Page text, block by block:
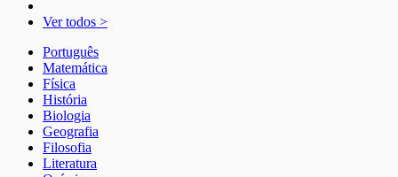
Ver todos >
Português
Matemática
Física
História
Biologia
Geografia
Filosofia
Literatura